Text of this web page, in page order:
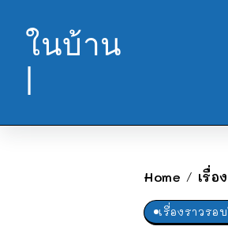
ในบ้าน
|
Home / เรื่อ
เรื่องราวรอ